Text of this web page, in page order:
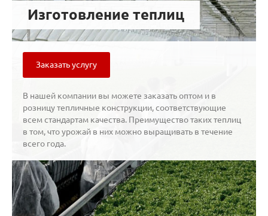
Изготовление теплиц
Заказать услугу
В нашей компании вы можете заказать оптом и в
розницу тепличные конструкции, соответствующие
всем стандартам качества. Преимущество таких теплиц
в том, что урожай в них можно выращивать в течение
всего года.